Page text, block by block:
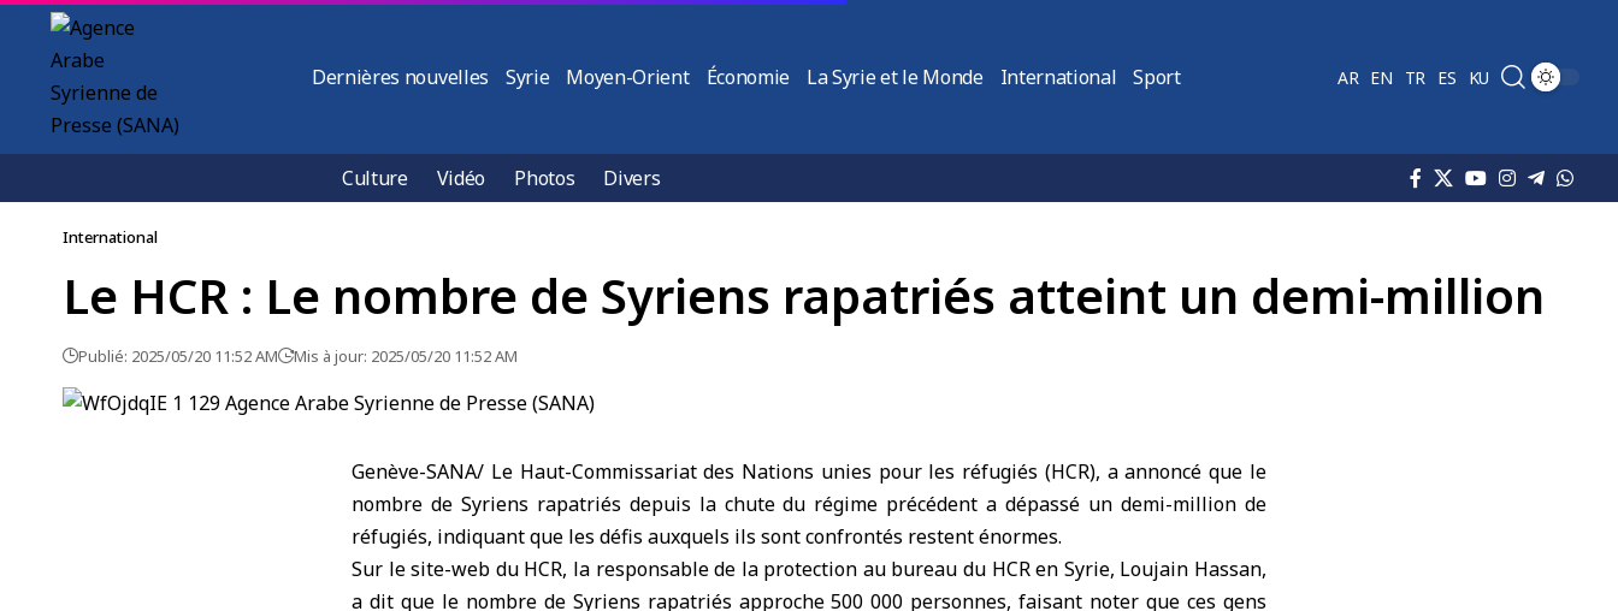
Dernières nouvelles Syrie Moyen-Orient Économie La Syrie et le Monde International Sport AR EN TR ES KU
Culture Vidéo Photos Divers
International
Le HCR : Le nombre de Syriens rapatriés atteint un demi-million
Publié: 2025/05/20 11:52 AM Mis à jour: 2025/05/20 11:52 AM
Genève-SANA/ Le Haut-Commissariat des Nations unies pour les réfugiés (HCR), a annoncé que le
nombre de Syriens rapatriés depuis la chute du régime précédent a dépassé un demi-million de
réfugiés, indiquant que les défis auxquels ils sont confrontés restent énormes.
Sur le site-web du HCR, la responsable de la protection au bureau du HCR en Syrie, Loujain Hassan,
a dit que le nombre de Syriens rapatriés approche 500 000 personnes, faisant noter que ces gens